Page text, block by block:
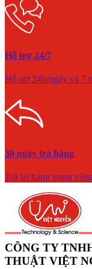
Hỗ trợ 24/7
Hỗ trợ 24h/ngày và 7
30 ngày trả hàng
Trả lại hàng trong
CÔNG TY
THUẬT VIỆT